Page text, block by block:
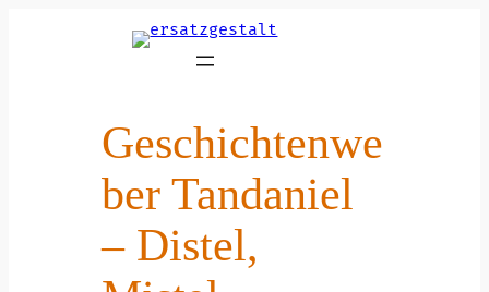
Geschichtenwe
ber Tandaniel
– Distel,